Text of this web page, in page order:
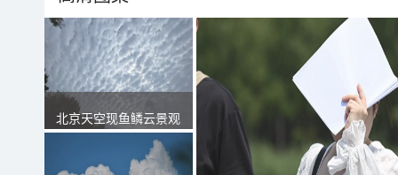
北京天空现鱼鳞云景观